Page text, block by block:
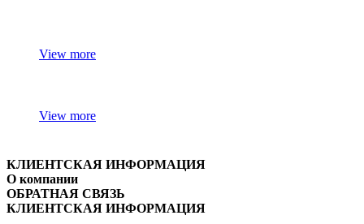
View more
View more
КЛИЕНТСКАЯ ИНФОРМАЦИЯ
О компании
ОБРАТНАЯ СВЯЗЬ
КЛИЕНТСКАЯ ИНФОРМАЦИЯ